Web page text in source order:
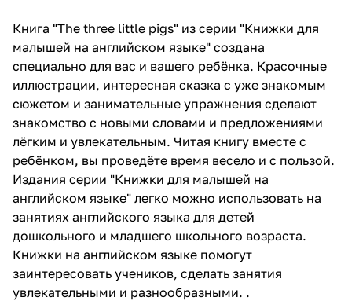
Книга "Thе three little pigs" из серии "Книжки для
малышей на английском языке" создана
специально для вас и вашего ребёнка. Красочные
иллюстрации, интересная сказка с уже знакомым
сюжетом и занимательные упражнения сделают
знакомство с новыми словами и предложениями
лёгким и увлекательным. Читая книгу вместе с
ребёнком, вы проведёте время весело и с пользой.
Издания серии "Книжки для малышей на
английском языке" легко можно использовать на
занятиях английского языка для детей
дошкольного и младшего школьного возраста.
Книжки на английском языке помогут
заинтересовать учеников, сделать занятия
увлекательными и разнообразными. .